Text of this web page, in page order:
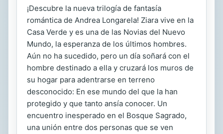
¡Descubre la nueva trilogía de fantasía
romántica de Andrea Longarela! Ziara vive en la
Casa Verde y es una de las Novias del Nuevo
Mundo, la esperanza de los últimos hombres.
Aún no ha sucedido, pero un día soñará con el
hombre destinado a ella y cruzará los muros de
su hogar para adentrarse en terreno
desconocido: En ese mundo del que la han
protegido y que tanto ansía conocer. Un
encuentro inesperado en el Bosque Sagrado,
una unión entre dos personas que se ven